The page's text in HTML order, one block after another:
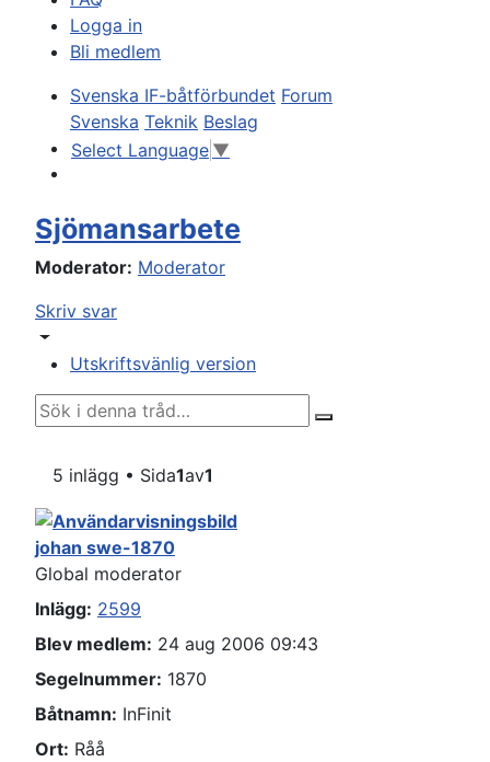
Logga in
Bli medlem
Svenska IF-båtförbundet Forum
Svenska Teknik Beslag
Select Language ▼
Sjömansarbete
Moderator: Moderator
Skriv svar
Utskriftsvänlig version
5 inlägg • Sida1av1
johan swe-1870
Global moderator
Inlägg: 2599
Blev medlem: 24 aug 2006 09:43
Segelnummer: 1870
Båtnamn: InFinit
Ort: Råå